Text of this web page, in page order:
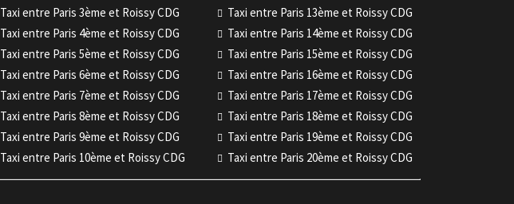
Taxi entre Paris 3ème et Roissy CDG
Taxi entre Paris 4ème et Roissy CDG
Taxi entre Paris 5ème et Roissy CDG
Taxi entre Paris 6ème et Roissy CDG
Taxi entre Paris 7ème et Roissy CDG
Taxi entre Paris 8ème et Roissy CDG
Taxi entre Paris 9ème et Roissy CDG
Taxi entre Paris 10ème et Roissy CDG
Taxi entre Paris 13ème et Roissy CDG
Taxi entre Paris 14ème et Roissy CDG
Taxi entre Paris 15ème et Roissy CDG
Taxi entre Paris 16ème et Roissy CDG
Taxi entre Paris 17ème et Roissy CDG
Taxi entre Paris 18ème et Roissy CDG
Taxi entre Paris 19ème et Roissy CDG
Taxi entre Paris 20ème et Roissy CDG